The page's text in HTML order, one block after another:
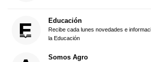
Educación
Recibe cada lunes novedades e
la Educación
Somos Agro